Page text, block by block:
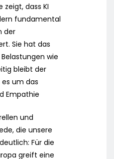
zeigt, dass KI
fundamental
der
Sie hat das
wie
bleibt der
um das
Empathie
und
die unsere
Für die
greift eine